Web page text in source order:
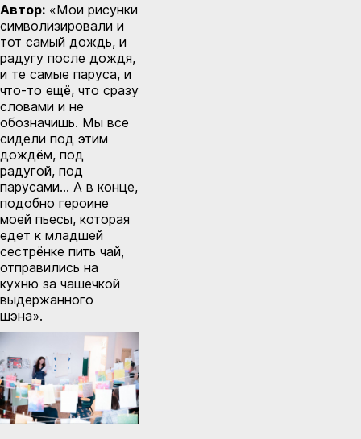
Автор: «Мои рисунки
символизировали и
тот самый дождь, и
радугу после дождя,
и те самые паруса, и
что-то ещё, что сразу
словами и не
обозначишь. Мы все
сидели под этим
дождём, под
радугой, под
парусами… А в конце,
подобно героине
моей пьесы, которая
едет к младшей
сестрёнке пить чай,
отправились на
кухню за чашечкой
выдержанного
шэна».